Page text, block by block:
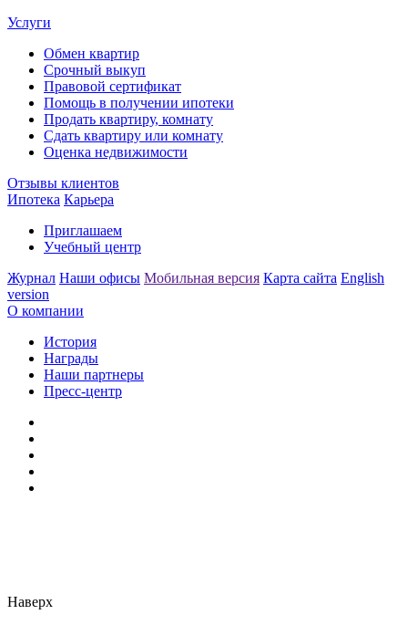
Услуги
Обмен квартир
Срочный выкуп
Правовой сертификат
Помощь в получении ипотеки
Продать квартиру, комнату
Сдать квартиру или комнату
Оценка недвижимости
Отзывы клиентов
Ипотека Карьера
Приглашаем
Учебный центр
Журнал Наши офисы Мобильная версия Карта сайта English
version
О компании
История
Награды
Наши партнеры
Пресс-центр
Наверх